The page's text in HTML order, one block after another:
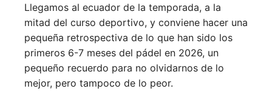
Llegamos al ecuador de la temporada, a la
mitad del curso deportivo, y conviene hacer una
pequeña retrospectiva de lo que han sido los
primeros 6-7 meses del pádel en 2026, un
pequeño recuerdo para no olvidarnos de lo
mejor, pero tampoco de lo peor.